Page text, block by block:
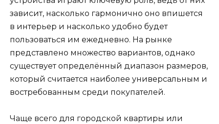
зависит, насколько гармонично оно впишется
в интерьер и насколько удобно будет
пользоваться им ежедневно. На рынке
представлено множество вариантов, однако
существует определённый диапазон размеров,
который считается наиболее универсальным и
востребованным среди покупателей.
Чаще всего для городской квартиры или